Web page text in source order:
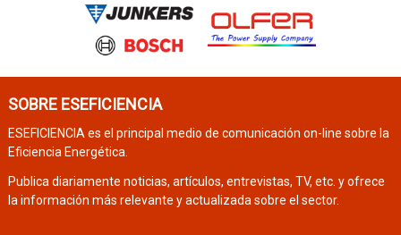
SOBRE ESEFICIENCIA
ESEFICIENCIA es el principal medio de comunicación on-line sobre la
Eficiencia Energética.
Publica diariamente noticias, artículos, entrevistas, TV, etc. y ofrece
la información más relevante y actualizada sobre el sector.